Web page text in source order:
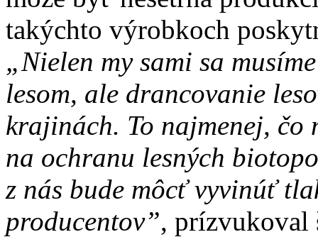
takýchto výrobkoch
„Nielen my sami sa
lesom, ale drancovanie
krajinách. To najmenej, čo
na ochranu lesných
z nás bude môcť vyvinúť
producentov”, prízvukoval